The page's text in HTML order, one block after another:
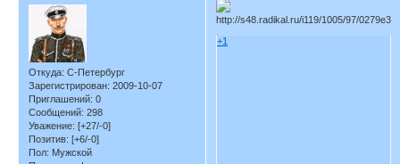
Откуда: С-Петербург
Зарегистрирован: 2009-10-07
Приглашений: 0
Сообщений: 298
Уважение: [+27/-0]
Позитив: [+6/-0]
Пол: Мужской
+1